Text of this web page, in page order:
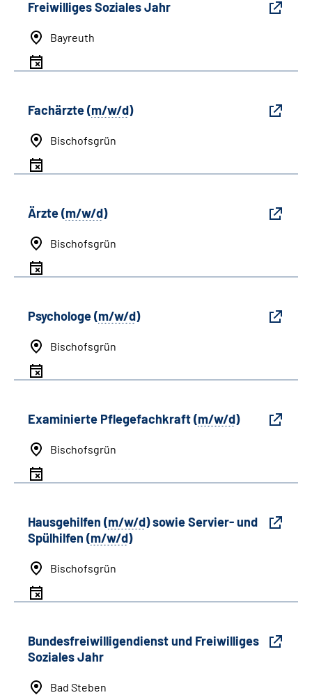
Freiwilliges Soziales Jahr
Bayreuth
Fachärzte (m/w/d)
Bischofsgrün
Ärzte (m/w/d)
Bischofsgrün
Psychologe (m/w/d)
Bischofsgrün
Examinierte Pflegefachkraft (m/w/d)
Bischofsgrün
Hausgehilfen (m/w/d) sowie Servier- und
Spülhilfen (m/w/d)
Bischofsgrün
Bundesfreiwilligendienst und Freiwilliges
Soziales Jahr
Bad Steben